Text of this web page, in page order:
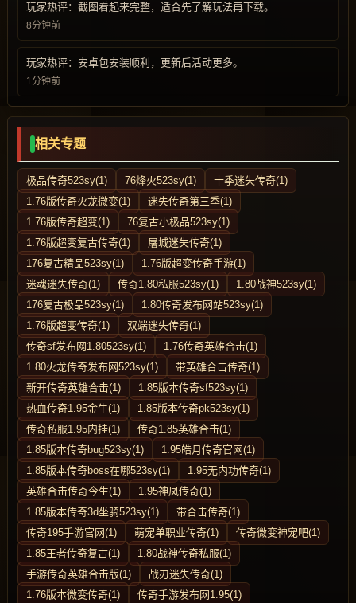
玩家热评：截图看起来完整，适合先了解玩法再下载。
8分钟前
玩家热评：安卓包安装顺利，更新后活动更多。
1分钟前
相关专题
极品传奇523sy(1) 76烽火523sy(1)
十季迷失传奇(1)
1.76版传奇火龙微变(1)
迷失传奇第三季(1)
1.76版传奇超变(1)
76复古小极品523sy(1)
1.76版超变复古传奇(1)
屠城迷失传奇(1)
176复古精品523sy(1)
1.76版超变传奇手游(1)
迷魂迷失传奇(1)
传奇1.80私服523sy(1)
1.80战神523sy(1)
176复古极品523sy(1)
1.80传奇发布网站523sy(1)
1.76版超变传奇(1)
双端迷失传奇(1)
传奇sf发布网1.80523sy(1)
1.76传奇英雄合击(1)
1.80火龙传奇发布网523sy(1)
带英雄合击传奇(1)
新开传奇英雄合击(1)
1.85版本传奇sf523sy(1)
热血传奇1.95金牛(1)
1.85版本传奇pk523sy(1)
传奇私服1.95内挂(1)
传奇1.85英雄合击(1)
1.85版本传奇bug523sy(1)
1.95皓月传奇官网(1)
1.85版本传奇boss在哪523sy(1)
1.95无内功传奇(1)
英雄合击传奇今生(1)
1.95神凤传奇(1)
1.85版本传奇3d坐骑523sy(1)
带合击传奇(1)
传奇195手游官网(1)
萌宠单职业传奇(1)
传奇微变神宠吧(1)
1.85王者传奇复古(1)
1.80战神传奇私服(1)
手游传奇英雄合击版(1)
战刃迷失传奇(1)
1.76版本微变传奇(1)
传奇手游发布网1.95(1)